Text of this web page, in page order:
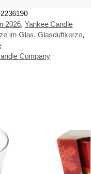
2026, Yankee Candle
im Glas, Glasduftkerze,
Company